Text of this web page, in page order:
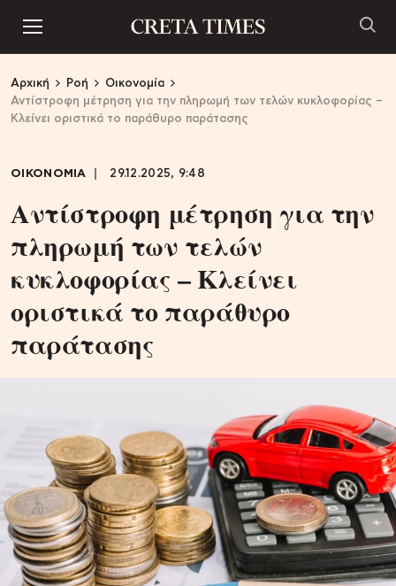
Αρχική Ροή
Οικονομία
Αντίστροφη μέτρηση για την πληρωμή των τελών κυκλοφορίας –
Κλείνει οριστικά το παράθυρο παράτασης
ΟΙΚΟΝΟΜΙΑ 29.12.2025, 9:48
Αντίστροφη μέτρηση για την
πληρωμή των τελών
κυκλοφορίας – Κλείνει
οριστικά το παράθυρο
παράτασης